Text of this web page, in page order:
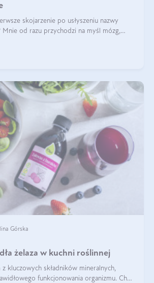
skojarzenie po usłyszeniu nazwy
Mnie od razu przychodzi na myśl mózg,
Górska
żelaza w kuchni roślinnej
kluczowych składników mineralnych,
funkcjonowania organizmu. Choć